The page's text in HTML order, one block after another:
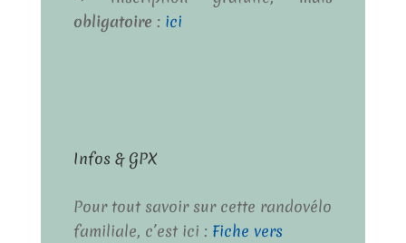
obligatoire : ici
Infos & GPX
Pour tout savoir sur cette randovélo
familiale, c’est ici : Fiche vers